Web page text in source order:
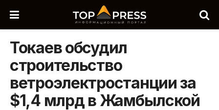
Токаев обсудил
строительство
ветроэлектростанции за
$1,4 млрд в Жамбылской